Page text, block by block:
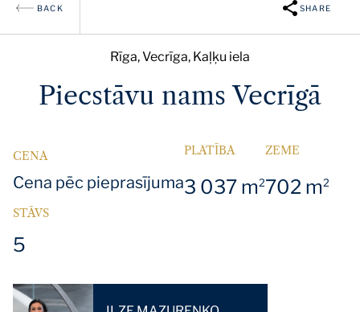
BACK SHARE
Rīga, Vecrīga, Kaļķu iela
Piecstāvu nams Vecrīgā
CENA
Cena pēc pieprasījuma
PLATĪBA
3 037 m2
ZEME
702 m2
STĀVS
5